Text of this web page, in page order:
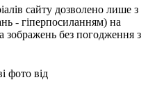
сайту дозволено лише з
- гіперпосиланням) на
зображень без погодження з
фото від